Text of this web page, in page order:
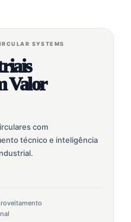
SYSTEMS
Valor
com
técnico e inteligência